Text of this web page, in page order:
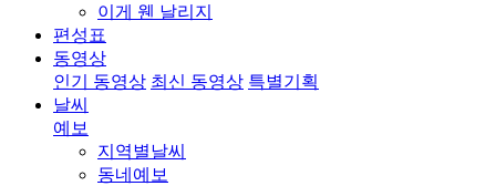
이게 웬 날리지
편성표
동영상
인기 동영상 최신 동영상 특별기획
날씨
예보
지역별날씨
동네예보